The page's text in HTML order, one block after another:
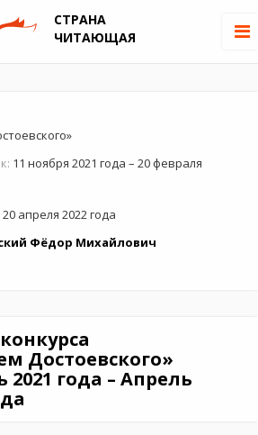
СТРАНА
ЧИТАЮЩАЯ
11 ноября 2021 года – 20 февраля
20 апреля 2022 года
Фёдор Михайлович
Достоевского»
2021 года – Апрель